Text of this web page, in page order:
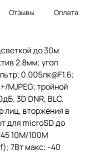
Отзывы Оплата
до 30м
2.8мм; угол
0.005лк@F1.6;
MJPEG; тройной
3D DNR, BLC,
лиц, вторжения в
для microSD до
10M/100M
7Вт макс; -40